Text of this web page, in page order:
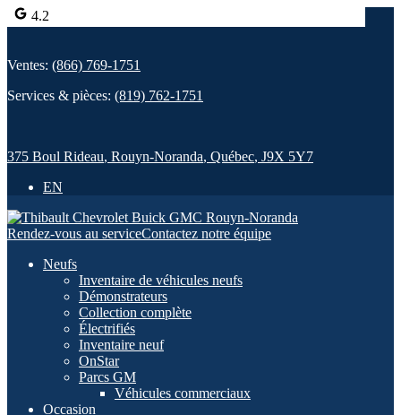
4.2
Ventes: (866) 769-1751
Services & pièces: (819) 762-1751
375 Boul Rideau, Rouyn-Noranda, Québec, J9X 5Y7
EN
Rendez-vous au serviceContactez notre équipe
Neufs
Inventaire de véhicules neufs
Démonstrateurs
Collection complète
Électrifiés
Inventaire neuf
OnStar
Parcs GM
Véhicules commerciaux
Occasion